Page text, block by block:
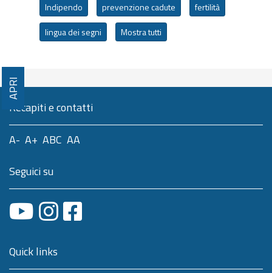
Indipendo
prevenzione cadute
fertilità
lingua dei segni
Mostra tutti
APRI
Recapiti e contatti
A- A+ ABC AA
Seguici su
Quick links